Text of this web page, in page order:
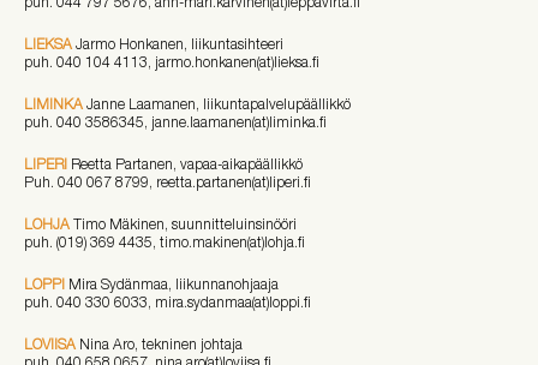
LIEKSA Jarmo Honkanen, liikuntasihteeri
puh. 040 104 4113, jarmo.honkanen(at)lieksa.fi
LIMINKA Janne Laamanen, liikuntapalvelupäällikkö
puh. 040 3586345, janne.laamanen(at)liminka.fi
LIPERI Reetta Partanen, vapaa-aikapäällikkö
Puh. 040 067 8799, reetta.partanen(at)liperi.fi
LOHJA Timo Mäkinen, suunnitteluinsinööri
puh. (019) 369 4435, timo.makinen(at)lohja.fi
LOPPI Mira Sydänmaa, liikunnanohjaaja
puh. 040 330 6033, mira.sydanmaa(at)loppi.fi
LOVIISA Nina Aro, tekninen johtaja